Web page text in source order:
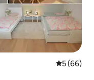
平均评分
5 (66)